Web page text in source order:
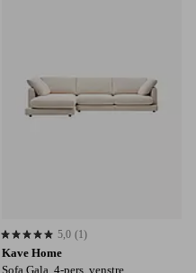
Kave Home
Sofa Gala, 4-pers. venstre
5,0 baseret på 1 bedømmelser
5,0 (1)